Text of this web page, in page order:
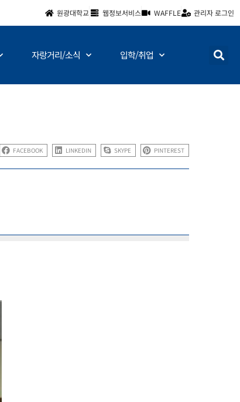
원광대학교 웹정보서비스 WAFFLE 관리자 로그인
자랑거리/소식 입학/취업
FACEBOOK LINKEDIN SKYPE PINTEREST